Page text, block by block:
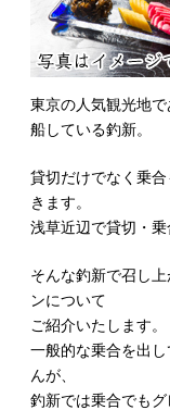
東京の人気観光地
船している釣新。
貸切だけでなく乗
きます。
浅草近辺で貸切・乗
そんな釣新で召し
ンについて
ご紹介いたします。
一般的な乗合を出
んが、
釣新では乗合でも